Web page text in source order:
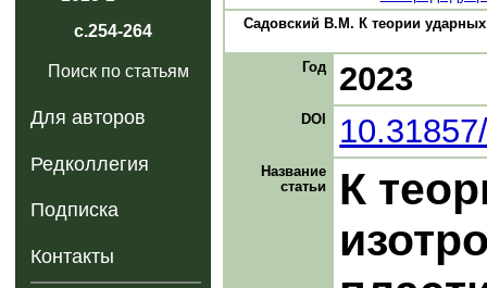
с.254-264
Поиск по статьям
Для авторов
Редколлегия
Подписка
Контакты
Садовский В.М. К теории
Год 2023
DOI
Название
статьи
К